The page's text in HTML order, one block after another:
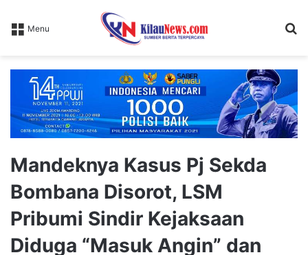
Menu
Mandeknya Kasus Pj Sekda
Bombana Disorot, LSM
Pribumi Sindir Kejaksaan
Diduga “Masuk Angin” dan